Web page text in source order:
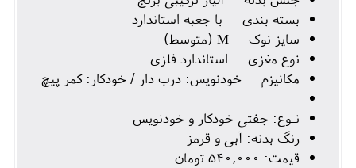
بسته بندی با جعبه استاندارد
سایز نوک M (متوسط)
نوع مغزی استاندارد فلزی
مکانیزم خودنویس: درب دار / خودکار: کمر پیچ
نـوع: جفتی خودکار و خودنویس
رنگ بدنه: آبی و قرمز
قیمت: ۵۴۰,۰۰۰ تومان